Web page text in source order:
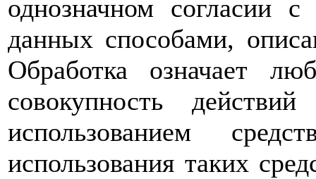
однозначном согласии
данных способами,
Обработка означает
совокупность
использованием
использования таких